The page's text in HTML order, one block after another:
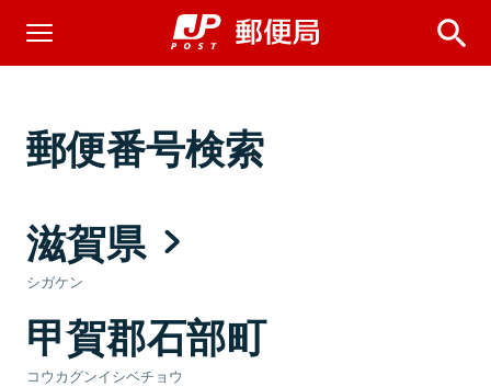
郵便番号検索
滋賀県
シガケン
甲賀郡石部町
コウカグンイシベチョウ